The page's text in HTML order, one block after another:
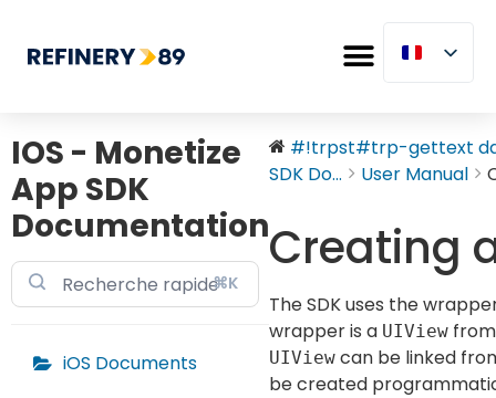
IOS - Monetize
App SDK
Documentation
⌘K
iOS Documents
#!trpst#trp-gettext
SDK Do...
User Manual
Creating
The SDK uses the
wrapper is a UIView
UIView can be linked
be created